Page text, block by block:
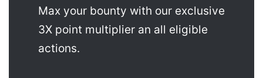
Max your bounty with our exclusive
3X point multiplier an all eligible
actions.